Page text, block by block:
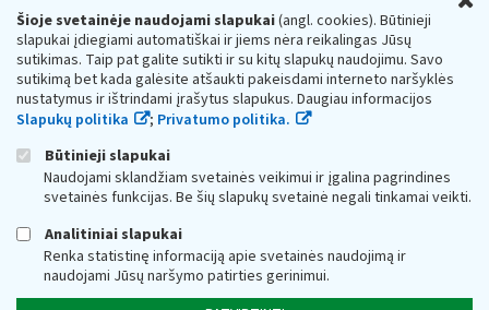
Šioje svetainėje naudojami slapukai(angl. cookies). Būtinieji
slapukai įdiegiami automatiškai ir jiems nėra reikalingas Jūsų
sutikimas. Taip pat galite sutikti ir su kitų slapukų naudojimu. Savo
sutikimą bet kada galėsite atšaukti pakeisdami interneto naršyklės
nustatymus ir ištrindami įrašytus slapukus. Daugiau informacijos
Slapukų politika
; Privatumo politika.
Būtinieji slapukai
Naudojami sklandžiam svetainės veikimui ir įgalina pagrindines
svetainės funkcijas. Be šių slapukų svetainė negali tinkamai veikti.
Analitiniai slapukai
Renka statistinę informaciją apie svetainės naudojimą ir
naudojami Jūsų naršymo patirties gerinimui.
Respublikos finansų ministerijos
Biudžetinė įstaiga. Juridinio asmens kodas — 188659752,
adresas: Vasario 16-osios g. 14, 01107 Vilnius, Lietuva, el.paštas:
vmi@vmi.lt, E. pristatymo dėžutės adresas 188659752
Duomenys apie Valstybinę mokesčių inspekciją prie Lietuvos
Respublikos finansų ministerijos kaupiami ir saugomi Juridinių